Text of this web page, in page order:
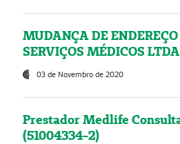
MUDANÇA DE
SERVIÇOS MÉDICOS
03 de Novembro de 2020
Prestador Medlife
(51004334-2)